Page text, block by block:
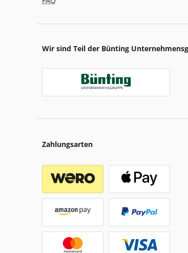
Wir sind Teil der Bünting
Zahlungsarten